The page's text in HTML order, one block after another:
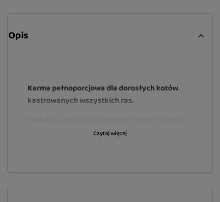
Opis
Karma pełnoporcjowa dla dorosłych kotów
kastrowanych wszystkich ras.
(26%), groch żółty, hydrolizowane białko z
lignoceluloza, dynia, chlorek sodu, chlorek
Czytaj więcej